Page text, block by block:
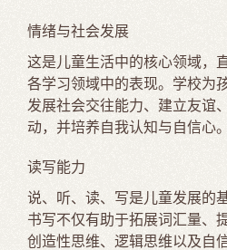
情绪与社会发展
这是儿童生活中的核心领域，
各学习领域中的表现。学校为
发展社会交往能力、建立友谊
动，并培养自我认知与自信心。
读写能力
说、听、读、写是儿童发展的
书写不仅有助于拓展词汇量、
创造性思维、逻辑思维以及自